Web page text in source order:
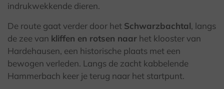
indrukwekkende dieren.
De route gaat verder door het Schwarzbachtal, langs
de zee van kliffen en rotsen naar het klooster van
Hardehausen, een historische plaats met een
bewogen verleden. Langs de zacht kabbelende
Hammerbach keer je terug naar het startpunt.